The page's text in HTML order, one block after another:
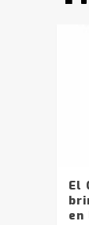
El
en